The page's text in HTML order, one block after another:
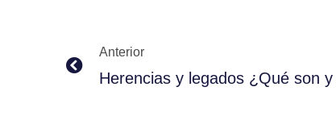
Anterior
Herencias y legados ¿Qué son